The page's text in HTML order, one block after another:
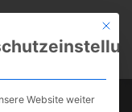
Mit
Website weiter